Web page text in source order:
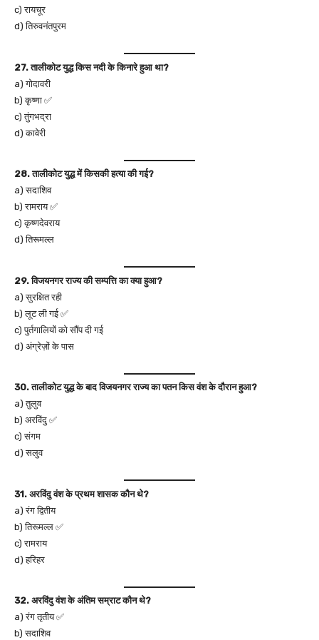
c) रायचूर
d) तिरुवनंतपुरम
27. तालीकोट युद्ध किस नदी के किनारे हुआ था?
a) गोदावरी
b) कृष्णा ✅
c) तुंगभद्रा
d) कावेरी
28. तालीकोट युद्ध में किसकी हत्या की गई?
a) सदाशिव
b) रामराय ✅
c) कृष्णदेवराय
d) तिरूमल्ल
29. विजयनगर राज्य की सम्पत्ति का क्या हुआ?
a) सुरक्षित रही
b) लूट ली गई ✅
c) पुर्तगालियों को सौंप दी गई
d) अंग्रेज़ों के पास
30. तालीकोट युद्ध के बाद विजयनगर राज्य का पतन किस वंश के दौरान हुआ?
a) तुलुव
b) अरविंदु ✅
c) संगम
d) सलुव
31. अरविंदु वंश के प्रथम शासक कौन थे?
a) रंग द्वितीय
b) तिरूमल्ल ✅
c) रामराय
d) हरिहर
32. अरविंदु वंश के अंतिम सम्राट कौन थे?
a) रंग तृतीय ✅
b) सदाशिव